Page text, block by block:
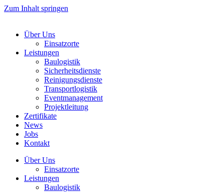
Zum Inhalt springen
Über Uns
Einsatzorte
Leistungen
Baulogistik
Sicherheitsdienste
Reinigungsdienste
Transportlogistik
Eventmanagement
Projektleitung
Zertifikate
News
Jobs
Kontakt
Über Uns
Einsatzorte
Leistungen
Baulogistik